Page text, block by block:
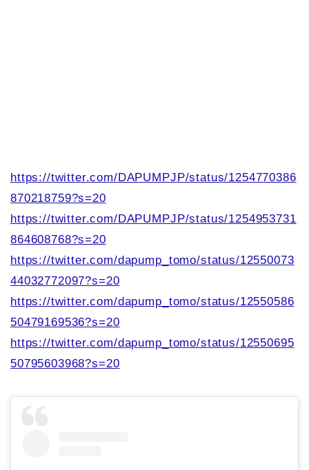
https://twitter.com/DAPUMPJP/status/1254770386
870218759?s=20
https://twitter.com/DAPUMPJP/status/1254953731
864608768?s=20
https://twitter.com/dapump_tomo/status/12550073
44032772097?s=20
https://twitter.com/dapump_tomo/status/12550586
50479169536?s=20
https://twitter.com/dapump_tomo/status/12550695
50795603968?s=20